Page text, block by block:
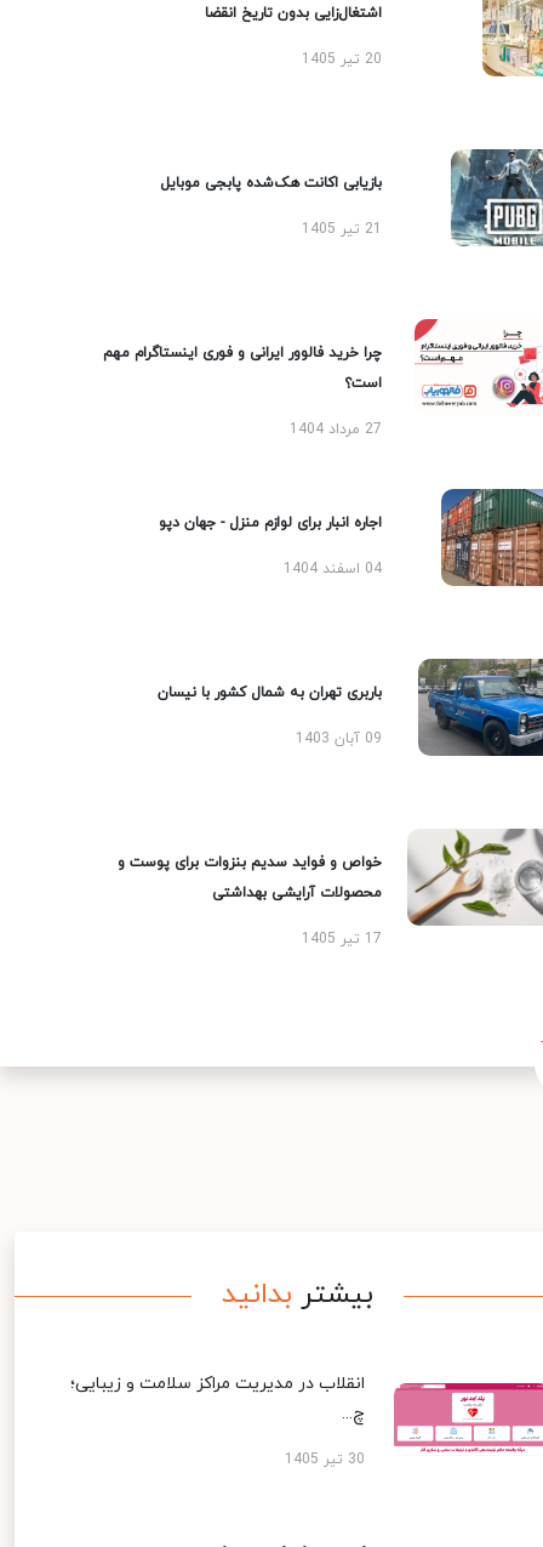
اشتغال‌زایی بدون تاریخ انقضا
20 تیر 1405
بازیابی اکانت هک‌شده پابجی موبایل
چرا خرید فالوور ایرانی و فوری اینستاگرام مهم
است؟
27 مرداد 1404
اجاره انبار برای لوازم منزل - جهان دپو
04 اسفند 1404
باربری تهران به شمال کشور با نیسان
09 آبان 1403
خواص و فواید سدیم بنزوات برای پوست و
محصولات آرایشی بهداشتی
17 تیر 1405
بیشتر بدانید
انقلاب در مدیریت مراکز سلامت و زیبایی؛
چ...
30 تیر 1405